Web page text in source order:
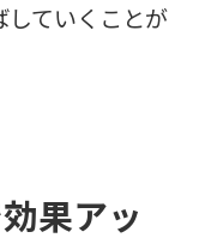
していくことが
果アッ